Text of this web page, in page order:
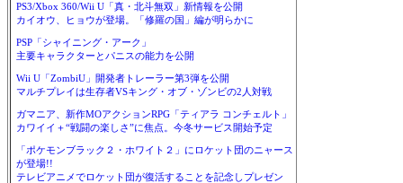
PS3/Xbox 360/Wii U「真・北斗無双」新情報を公開
カイオウ、ヒョウが登場。「修羅の国」編が明らかに
PSP「シャイニング・アーク」
主要キャラクターとパニスの能力を公開
Wii U「ZombiU」開発者トレーラー第3弾を公開
マルチプレイは生存者VSキング・オブ・ゾンビの2人対戦
ガマニア、新作MOアクションRPG「ティアラ コンチェルト」
カワイイ＋“戦闘の楽しさ”に焦点。今冬サービス開始予定
「ポケモンブラック２・ホワイト２」にロケット団のニャース
が登場!!
テレビアニメでロケット団が復活することを記念しプレゼン